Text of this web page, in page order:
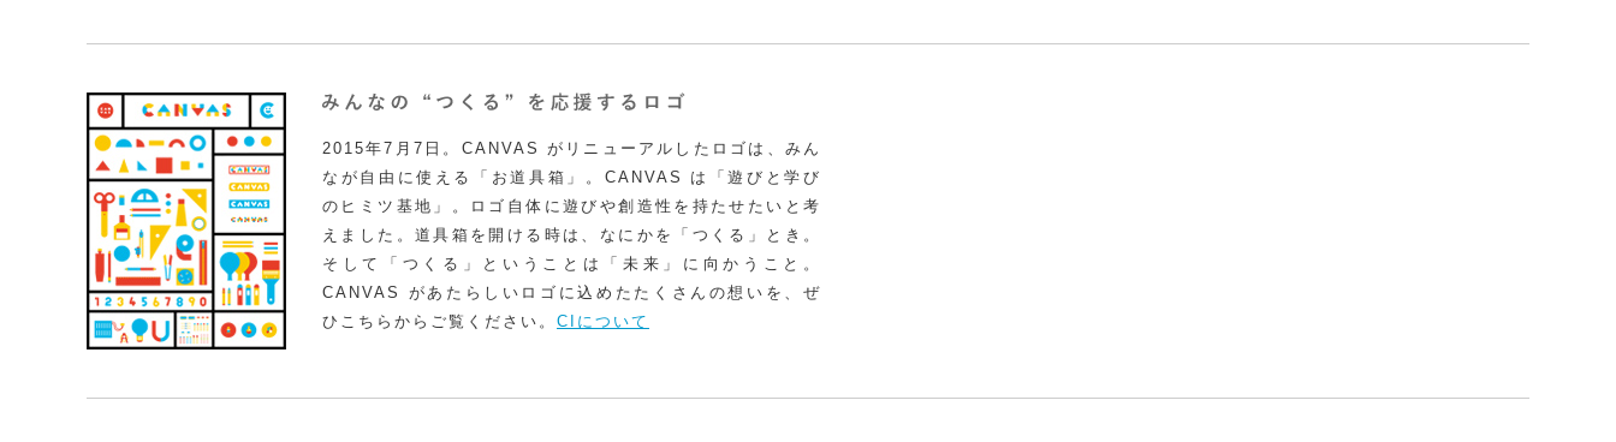
2015年7月7日。CANVAS がリニューアルしたロゴは、みん
なが自由に使える「お道具箱」。CANVAS は「遊びと学び
のヒミツ基地」。ロゴ自体に遊びや創造性を持たせたいと考
えました。道具箱を開ける時は、なにかを「つくる」とき。
そして「つくる」ということは「未来」に向かうこと。
CANVAS があたらしいロゴに込めたたくさんの想いを、ぜ
ひこちらからご覧ください。 CIについて